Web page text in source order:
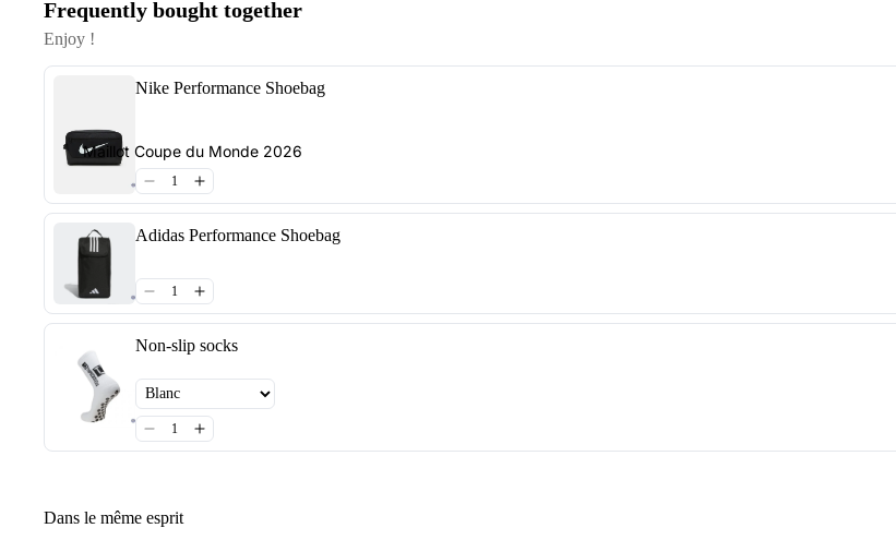
Maillot Coupe du Monde 2026
Frequently bought together
Enjoy !
Nike Performance Shoebag
Adidas Performance Shoebag
Non-slip socks
Dans le même esprit